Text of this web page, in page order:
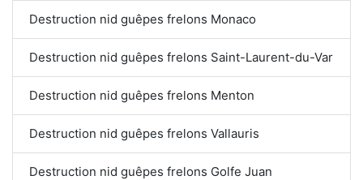
Destruction nid guêpes frelons Monaco
Destruction nid guêpes frelons Saint-Laurent-du-Var
Destruction nid guêpes frelons Menton
Destruction nid guêpes frelons Vallauris
Destruction nid guêpes frelons Golfe Juan